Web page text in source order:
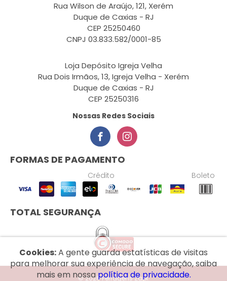
Rua Wilson de Araújo, 121, Xerém
Duque de Caxias - RJ
CEP 25250460
CNPJ 03.833.582/0001-85
Loja Depósito Igreja Velha
Rua Dois Irmãos, 13, Igreja Velha - Xerém
Duque de Caxias - RJ
CEP 25250316
Nossas Redes Sociais
FORMAS DE PAGAMENTO
Crédito Boleto
TOTAL SEGURANÇA
Cookies:A gente guarda estatísticas de visitas
para melhorar sua experiência de navegação, saiba
mais em nossapolítica de privacidade.
© 2026 Ferragens Zapi.